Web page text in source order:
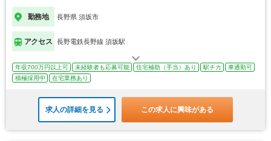
勤務地 長野県 須坂市
アクセス 長野電鉄長野線 須坂駅
年収700万円以上可 未経験者も応募可能 住宅補助（手当）あり 駅チカ
車通勤可
積極採用中
在宅業務あり
求人の詳細を見る この求人に興味がある